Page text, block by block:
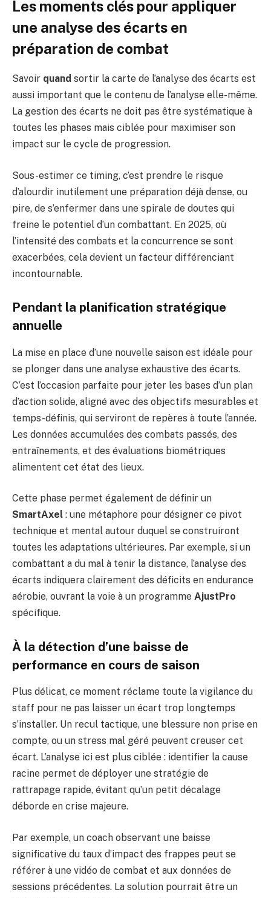
Les moments clés pour appliquer
une analyse des écarts en
préparation de combat
Savoir quand sortir la carte de l’analyse des écarts est
aussi important que le contenu de l’analyse elle-même.
La gestion des écarts ne doit pas être systématique à
toutes les phases mais ciblée pour maximiser son
impact sur le cycle de progression.
Sous-estimer ce timing, c’est prendre le risque
d’alourdir inutilement une préparation déjà dense, ou
pire, de s’enfermer dans une spirale de doutes qui
freine le potentiel d’un combattant. En 2025, où
l’intensité des combats et la concurrence se sont
exacerbées, cela devient un facteur différenciant
incontournable.
Pendant la planification stratégique
annuelle
La mise en place d’une nouvelle saison est idéale pour
se plonger dans une analyse exhaustive des écarts.
C’est l’occasion parfaite pour jeter les bases d’un plan
d’action solide, aligné avec des objectifs mesurables et
temps-définis, qui serviront de repères à toute l’année.
Les données accumulées des combats passés, des
entraînements, et des évaluations biométriques
alimentent cet état des lieux.
Cette phase permet également de définir un
SmartAxel : une métaphore pour désigner ce pivot
technique et mental autour duquel se construiront
toutes les adaptations ultérieures. Par exemple, si un
combattant a du mal à tenir la distance, l’analyse des
écarts indiquera clairement des déficits en endurance
aérobie, ouvrant la voie à un programme AjustPro
spécifique.
À la détection d’une baisse de
performance en cours de saison
Plus délicat, ce moment réclame toute la vigilance du
staff pour ne pas laisser un écart trop longtemps
s’installer. Un recul tactique, une blessure non prise en
compte, ou un stress mal géré peuvent creuser cet
écart. L’analyse ici est plus ciblée : identifier la cause
racine permet de déployer une stratégie de
rattrapage rapide, évitant qu’un petit décalage
déborde en crise majeure.
Par exemple, un coach observant une baisse
significative du taux d’impact des frappes peut se
référer à une vidéo de combat et aux données de
sessions précédentes. La solution pourrait être un